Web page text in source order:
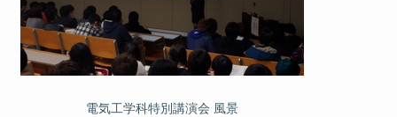
電気工学科特別講演会 風景